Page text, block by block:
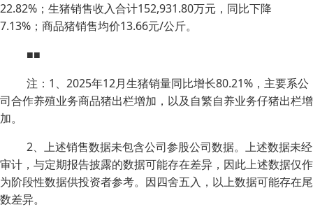
22.82%；生猪销售收入合计152,931.80万元，同比下降
7.13%；商品猪销售均价13.66元/公斤。
■■
注：1、2025年12月生猪销量同比增长80.21%，主要系公
司合作养殖业务商品猪出栏增加，以及自繁自养业务仔猪出栏增
加。
2、上述销售数据未包含公司参股公司数据。上述数据未经
审计，与定期报告披露的数据可能存在差异，因此上述数据仅作
为阶段性数据供投资者参考。因四舍五入，以上数据可能存在尾
数差异。